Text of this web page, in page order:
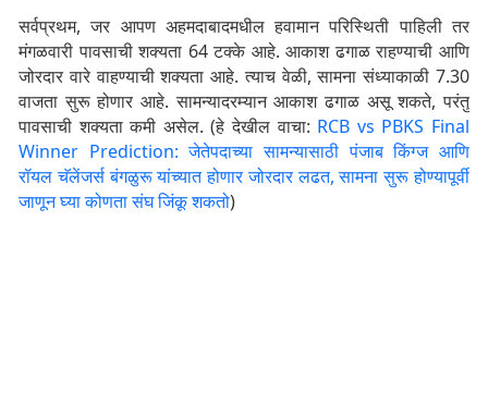
सर्वप्रथम, जर आपण अहमदाबादमधील हवामान परिस्थिती पाहिली तर
मंगळवारी पावसाची शक्यता 64 टक्के आहे. आकाश ढगाळ राहण्याची आणि
जोरदार वारे वाहण्याची शक्यता आहे. त्याच वेळी, सामना संध्याकाळी 7.30
वाजता सुरू होणार आहे. सामन्यादरम्यान आकाश ढगाळ असू शकते, परंतु
पावसाची शक्यता कमी असेल. (हे देखील वाचा: RCB vs PBKS Final
Winner Prediction: जेतेपदाच्या सामन्यासाठी पंजाब किंग्ज आणि
रॉयल चॅलेंजर्स बंगळुरू यांच्यात होणार जोरदार लढत, सामना सुरू होण्यापूर्वी
जाणून घ्या कोणता संघ जिंकू शकतो)